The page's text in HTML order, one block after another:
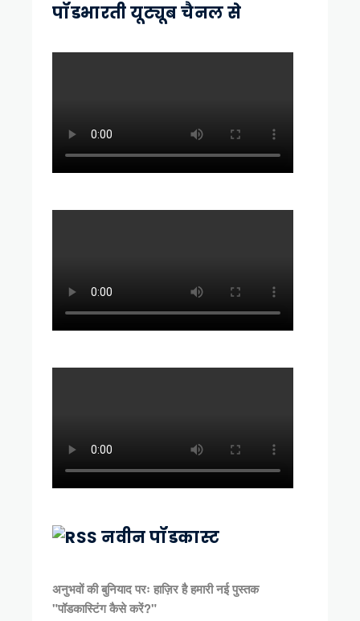
पॉडभारती यूट्यूब चैनल से
नवीन पॉडकास्ट
अनुभवों की बुनियाद परः हाज़िर है हमारी नई पुस्तक
"पॉडकास्टिंग कैसे करें?"